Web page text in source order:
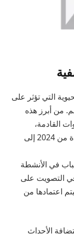
التي تؤثر على
من أبرز هذه
القادمة،
بالإضافة إلى الخطة الكشفية العالمية الممتدة من 2024 إلى
في الأنشطة
التصويت على
اعتمادها من
الأحداث